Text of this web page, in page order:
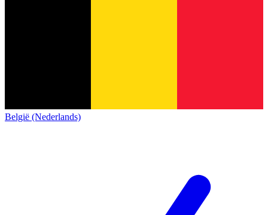
België (Nederlands)